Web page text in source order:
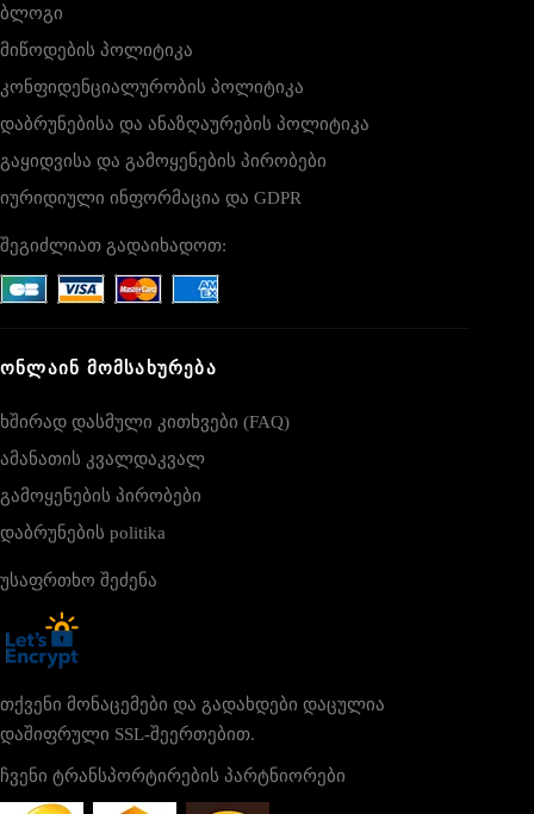
ბლოგი
მიწოდების პოლიტიკა
კონფიდენციალურობის პოლიტიკა
დაბრუნებისა და ანაზღაურების პოლიტიკა
გაყიდვისა და გამოყენების პირობები
იურიდიული ინფორმაცია და GDPR
შეგიძლიათ გადაიხადოთ:
ᲝᲜᲚᲐᲘᲜ ᲛᲝᲛᲡᲐᲮᲣᲠᲔᲑᲐ
ხშირად დასმული კითხვები (FAQ)
ამანათის კვალდაკვალ
გამოყენების პირობები
დაბრუნების politika
უსაფრთხო შეძენა
თქვენი მონაცემები და გადახდები დაცულია
დაშიფრული SSL-შეერთებით.
ჩვენი ტრანსპორტირების პარტნიორები